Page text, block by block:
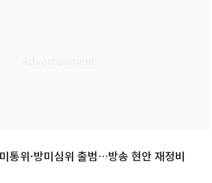
통위·방미심위 출범…방송 현안 재정비